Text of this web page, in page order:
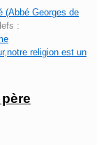
(Abbé Georges de
:
,notre religion est un